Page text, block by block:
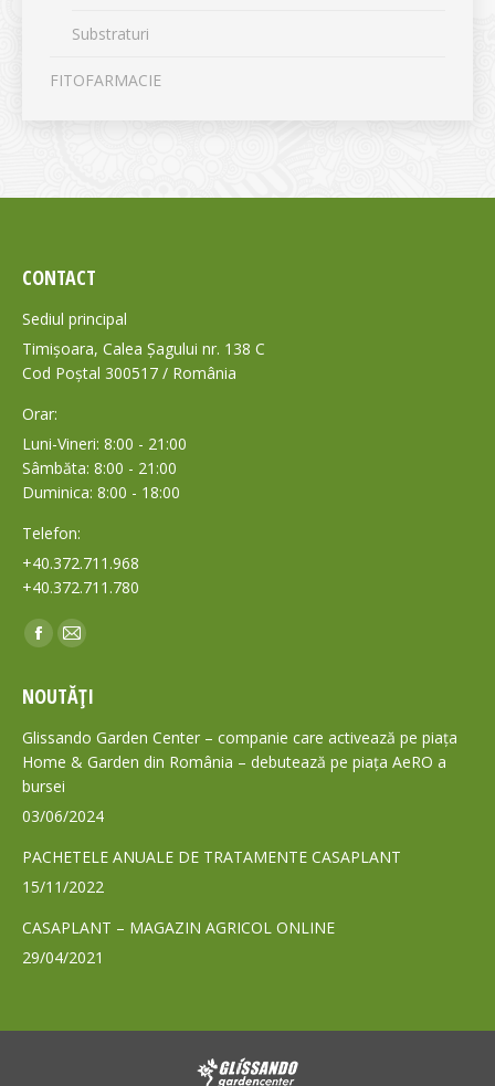
Substraturi
FITOFARMACIE
CONTACT
Sediul principal
Timișoara, Calea Șagului nr. 138 C
Cod Poștal 300517 / România
Orar:
Luni-Vineri: 8:00 - 21:00
Sâmbăta: 8:00 - 21:00
Duminica: 8:00 - 18:00
Telefon:
+40.372.711.968
+40.372.711.780
Find us on:
Facebook
opens
in
new
window
Mail
opens
in
new
NOUTĂȚI
Glissando Garden Center – companie care activează pe piața
Home & Garden din România – debutează pe piața AeRO a
bursei
03/06/2024
PACHETELE ANUALE DE TRATAMENTE CASAPLANT
15/11/2022
CASAPLANT – MAGAZIN AGRICOL ONLINE
29/04/2021